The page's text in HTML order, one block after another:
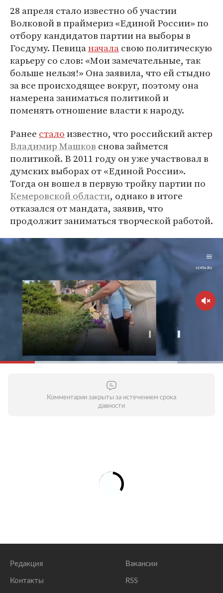
28 апреля стало известно об участии
Волковой в праймериз «Единой России» по
отбору кандидатов партии на выборы в
Госдуму. Певицаначаласвою политическую
карьеру со слов: «Мои замечательные, так
больше нельзя!» Она заявила, что ей стыдно
за все происходящее вокруг, поэтому она
намерена заниматься политикой и
поменять отношение власти к народу.
Ранее сталоизвестно, что российский актер
Владимир Машков снова займется
политикой. В 2011 году он уже участвовал в
думских выборах от «Единой России».
Тогда он вошел в первую тройку партии по
Кемеровской области, однако в итоге
отказался от мандата, заявив, что
продолжит заниматься творческой работой.
Комментарии закрыты за истечением срока
давности
Редакция
Контакты
Вакансии
RSS